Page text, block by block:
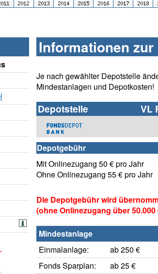
Informationen
Je nach gewählter Depotstelle
Mindestanlagen und Depotkosten!
Depotstelle VL
Depotgebühr
Mit Onlinezugang 50 € pro Jahr
Ohne Onlinezugang 55 € pro Jahr
Die Depotgebühr wird
(ohne Onlinezugang über 50.000
Mindestanlage
Einmalanlage:
ab 250 €
Fonds Sparplan:
ab 25 €